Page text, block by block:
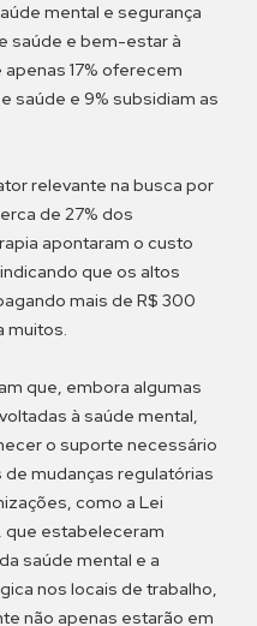
mental e segurança
saúde e bem-estar à
17% oferecem
saúde e 9% subsidiam as
relevante na busca por
de 27% dos
apontaram o custo
que os altos
mais de R$ 300
muitos.
que, embora algumas
à saúde mental,
o suporte necessário
mudanças regulatórias
como a Lei
que estabeleceram
saúde mental e a
nos locais de trabalho,
não apenas estarão em